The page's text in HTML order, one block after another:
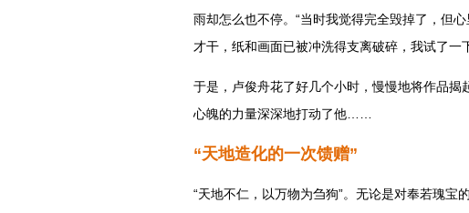
雨却怎么也不停。“当时我觉得完全毁掉了，但
才干，纸和画面已被冲洗得支离破碎，我试了一
于是，卢俊舟花了好几个小时，慢慢地将作品
心魄的力量深深地打动了他……
“天地造化的一次馈赠”
“天地不仁，以万物为刍狗”。无论是对奉若瑰